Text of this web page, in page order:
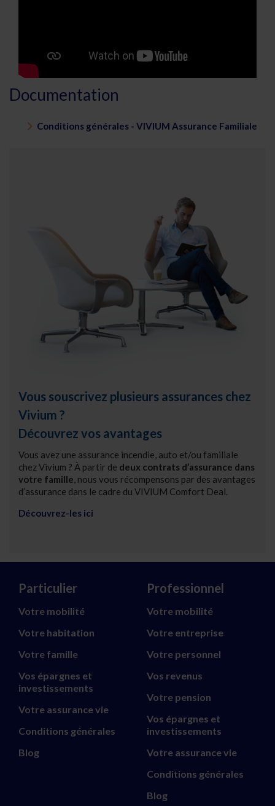
Documentation
Conditions générales - VIVIUM Assurance Familiale
Vous souscrivez plusieurs assurances chez
Vivium ?
Découvrez vos avantages
Vous avez une assurance incendie, auto et/ou familiale
chez Vivium ? À partir de deux contrats d’assurance dans
votre famille, nous vous récompensons par des avantages
d’assurance dans le cadre du VIVIUM Comfort Deal.
Découvrez-les ici
Particulier
Votre mobilité
Votre habitation
Votre famille
Vos épargnes et
investissements
Votre assurance vie
Conditions générales
Blog
Professionnel
Votre mobilité
Votre entreprise
Votre personnel
Vos revenus
Votre pension
Vos épargnes et
investissements
Votre assurance vie
Conditions générales
Blog